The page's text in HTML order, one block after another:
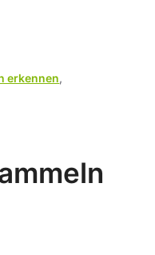
erkennen,